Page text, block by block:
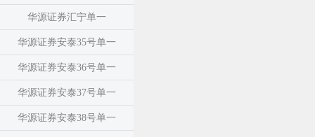
华源证券汇宁单一
华源证券安泰35号单一
华源证券安泰36号单一
华源证券安泰37号单一
华源证券安泰38号单一